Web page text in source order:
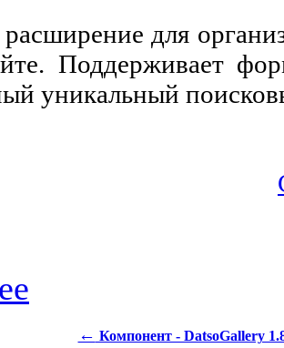
для
Поддерживает
уникальный
← Компонент - DatsoGallery